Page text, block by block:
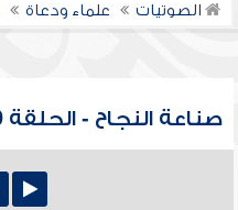
الصوتيات علماء ودعاة
صناعة النجاح - الحلقة 30 والأخيرة